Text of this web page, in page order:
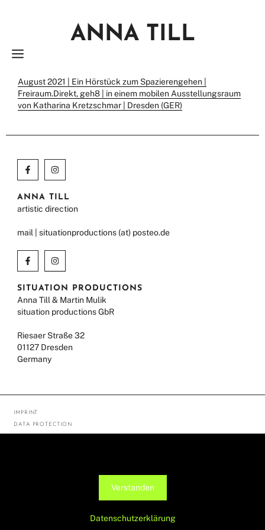
ANNA TILL
August 2021 | Ein Hörstück zum Spazierengehen |
Freiraum.Direkt, geh8 | in einem mobilen Ausstellungsraum
von Katharina Kretzschmar | Dresden (GER)
ANNA TILL
artistic direction
mail | situationproductions (at) posteo.de
SITUATION PRODUCTIONS
Anna Till & Martin Mulik
situation productions GbR
Riesaer Straße 32
01127 Dresden
Germany
IMPRINT
DATA PROTECTION
Verstanden
Datenschutzerklärung